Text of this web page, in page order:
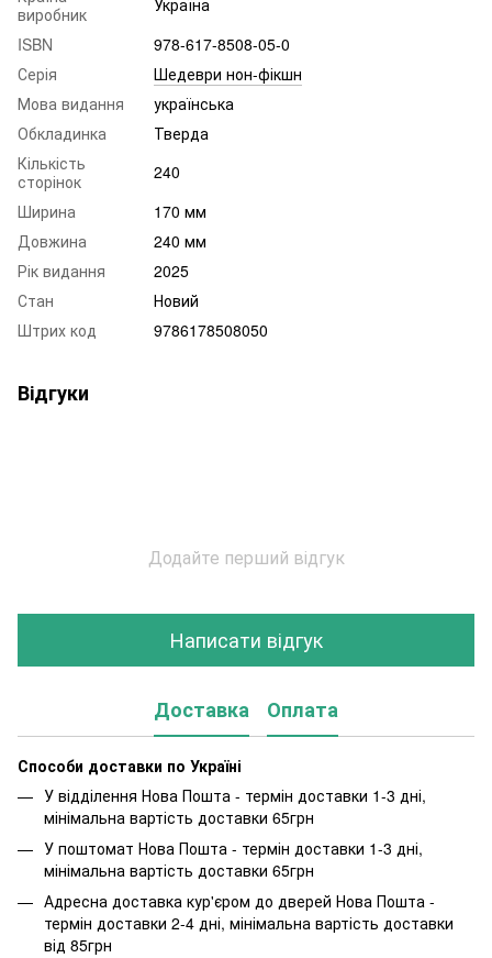
виробник
ISBN
978-617-8508-05-0
Серія
Шедеври нон-фікшн
Мова видання
українська
Обкладинка
Тверда
Кількість
сторінок
240
Ширина
170 мм
Довжина
240 мм
Рік видання
2025
Стан
Новий
Штрих код
9786178508050
Відгуки
Додайте перший відгук
Написати відгук
Доставка Оплата
Способи доставки по Україні
У відділення Нова Пошта - термін доставки 1-3 дні,
мінімальна вартість доставки 65грн
У поштомат Нова Пошта - термін доставки 1-3 дні,
мінімальна вартість доставки 65грн
Адресна доставка кур'єром до дверей Нова Пошта -
термін доставки 2-4 дні, мінімальна вартість доставки
від 85грн